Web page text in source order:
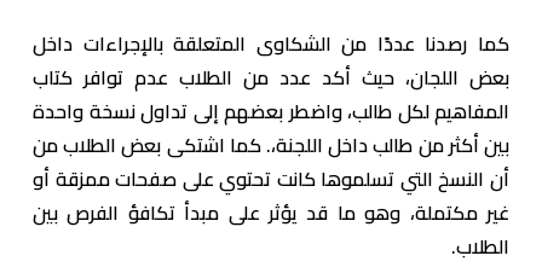
كما رصدنا عددًا من الشكاوى المتعلقة بالإجراءات داخل
بعض اللجان، حيث أكد عدد من الطلاب عدم توافر كتاب
المفاهيم لكل طالب، واضطر بعضهم إلى تداول نسخة واحدة
بين أكثر من طالب داخل اللجنة،. كما اشتكى بعض الطلاب من
أن النسخ التي تسلموها كانت تحتوي على صفحات ممزقة أو
غير مكتملة، وهو ما قد يؤثر على مبدأ تكافؤ الفرص بين
الطلاب.